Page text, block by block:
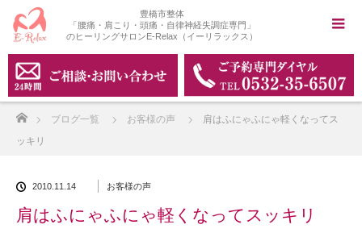
豊橋市整体
「腰痛・肩こり・頭痛・自律神経失調症専門」
のヒーリングサロンE-Relax（イーリラックス）
ブログ一覧 お客様の声
肩はふにゃふにゃ軽くなってス
ッキリ
2010.11.14 お客様の声
肩はふにゃふにゃ軽くなってスッキリ